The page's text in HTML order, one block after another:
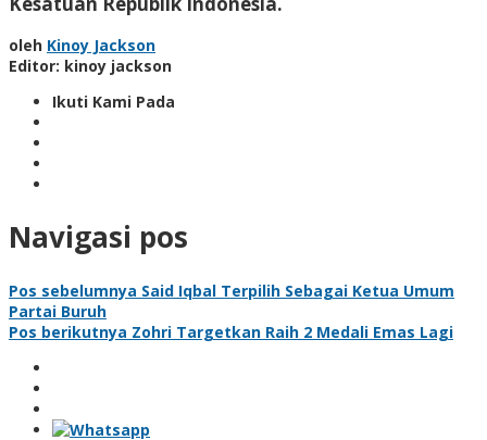
oleh Kinoy Jackson
Editor: kinoy jackson
Ikuti Kami Pada
Navigasi pos
Pos sebelumnya Said Iqbal Terpilih Sebagai Ketua Umum
Partai Buruh
Pos berikutnya Zohri Targetkan Raih 2 Medali Emas Lagi